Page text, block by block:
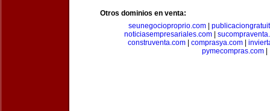
Otros dominios en venta:
seunegocioproprio.com
noticiasempresariales.com|
construventa.com| comprasya.com|
pymecompras.com|